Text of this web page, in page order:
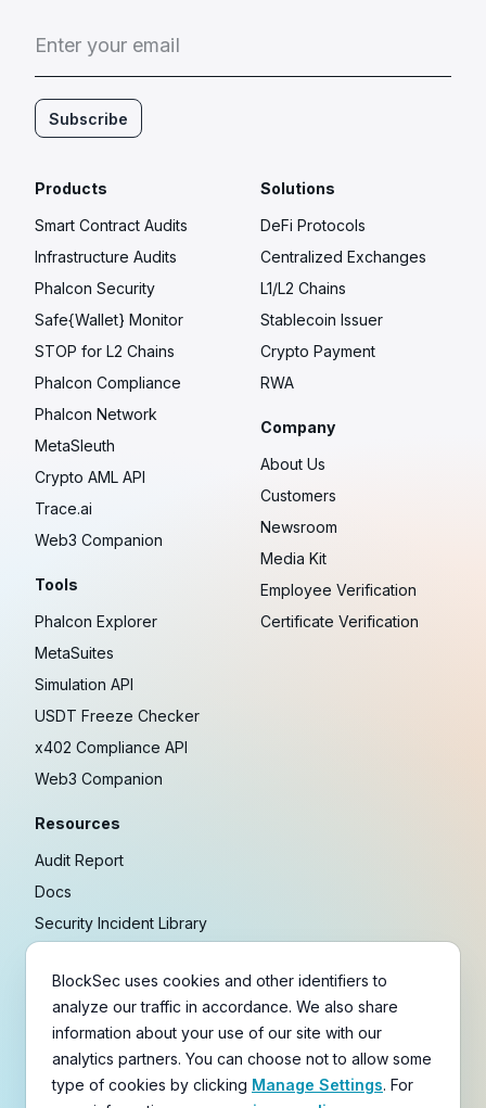
Enter your email
Subscribe
Products
Smart Contract Audits
Infrastructure Audits
Phalcon Security
Safe{Wallet} Monitor
STOP for L2 Chains
Phalcon Compliance
Phalcon Network
MetaSleuth
Crypto AML API
Trace.ai
Web3 Companion
Tools
Phalcon Explorer
MetaSuites
Simulation API
USDT Freeze Checker
x402 Compliance API
Web3 Companion
Resources
Audit Report
Docs
Security Incident Library
Research
Guides
Crypto Payment Playbook
Solutions
DeFi Protocols
Centralized Exchanges
L1/L2 Chains
Stablecoin Issuer
Crypto Payment
RWA
Company
About Us
Customers
Newsroom
Media Kit
Employee Verification
Certificate Verification
Copyright © 2021-2026BlockSec
BlockSec uses cookies and other identifiers to
analyze our traffic in accordance. We also share
information about your use of our site with our
analytics partners. You can choose not to allow some
type of cookies by clicking Manage Settings. For